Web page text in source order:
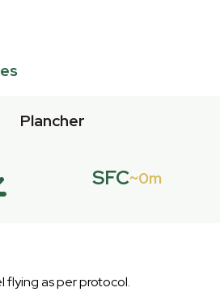
Plancher
SFC 0m
flying as per protocol.